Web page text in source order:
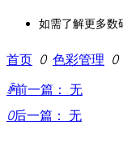
如需了解更多数
首页 ꄲ 色彩管理 ꄲ
ꄴ前一篇：
无
ꄲ后一篇： 无